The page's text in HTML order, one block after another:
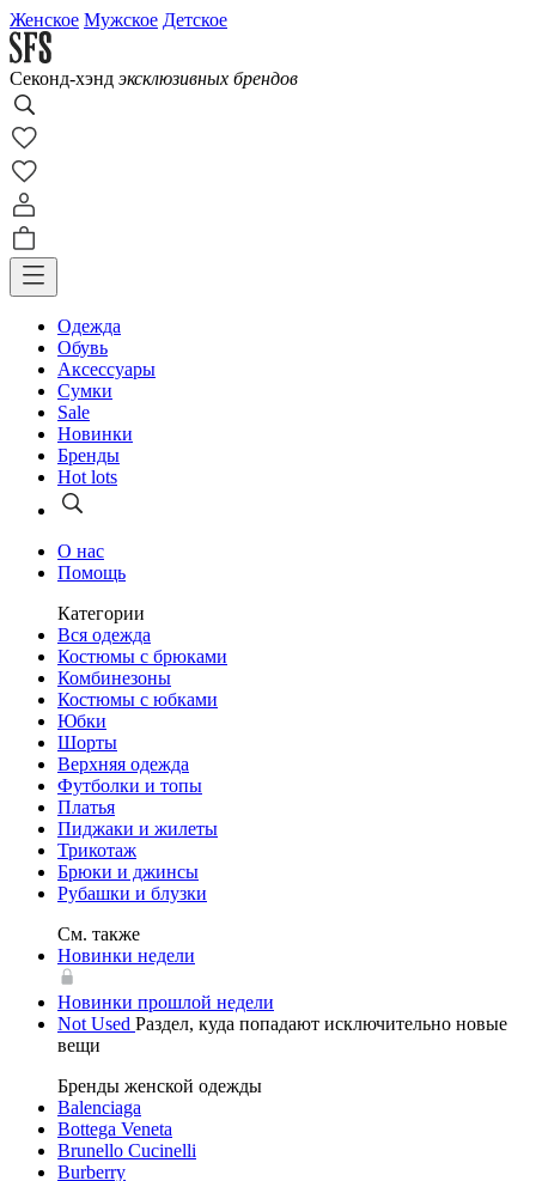
Женское Мужское Детское
Cеконд-хэнд эксклюзивных брендов
Одежда
Обувь
Аксессуары
Сумки
Sale
Новинки
Бренды
Hot lots
О нас
Помощь
Категории
Вся одежда
Костюмы с брюками
Комбинезоны
Костюмы c юбками
Юбки
Шорты
Верхняя одежда
Футболки и топы
Платья
Пиджаки и жилеты
Трикотаж
Брюки и джинсы
Рубашки и блузки
См. также
Новинки недели
Новинки прошлой недели
Not Used Раздел, куда попадают исключительно новые
вещи
Бренды женской одежды
Balenciaga
Bottega Veneta
Brunello Cucinelli
Burberry